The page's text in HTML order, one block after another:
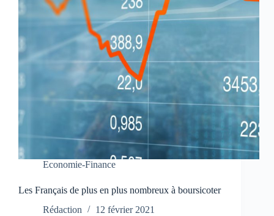
Economie-Finance
Les Français de plus en plus nombreux à boursicoter
Rédaction
12 février 2021